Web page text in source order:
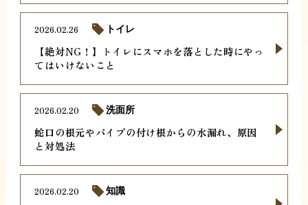
【絶対NG！】トイレにスマホを落とした時にやっ
てはいけないこと
2026.02.26 トイレ
蛇口の根元やパイプの付け根からの水漏れ、原因
と対処法
2026.02.20 洗面所
2026.02.20 知識